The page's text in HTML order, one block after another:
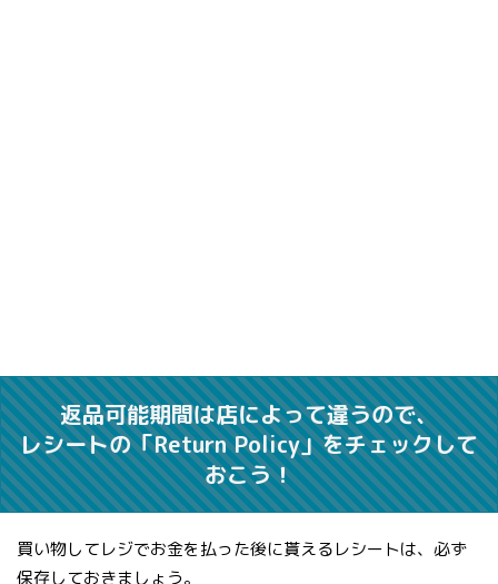
返品可能期間は店によって違うので、
レシートの「Return Policy」をチェックして
おこう！
買い物してレジでお金を払った後に貰えるレシートは、必ず
保存しておきましょう。